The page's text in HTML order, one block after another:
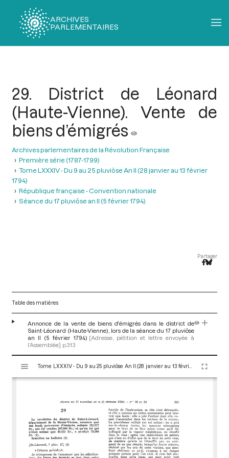
ARCHIVES
PARLEMENTAIRES
29. District de Léonard
(Haute-Vienne). Vente de
biens d’émigrés
Archives parlementaires de la Révolution Française
Première série (1787-1799)
Tome LXXXIV - Du 9 au 25 pluviôse An II (28 janvier au 13 février
1794)
République française - Convention nationale
Séance du 17 pluviôse an II (5 février 1794)
Partager
Table des matières
Annonce de la vente de biens d'émigrés dans le district de
Saint-Léonard (Haute-Vienne), lors de la séance du 17 pluviôse
an II (5 février 1794) [Adresse, pétition et lettre envoyée à
l’Assemblée] p.313
s